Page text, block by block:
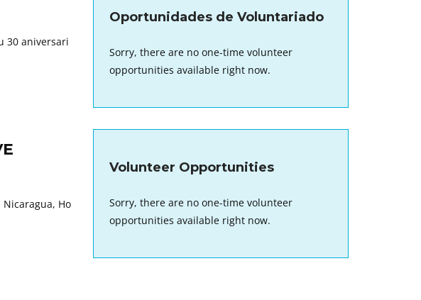
30 aniversari
Nicaragua, Ho
Oportunidades de Voluntariado
Sorry, there are no one-time volunteer
opportunities available right now.
Volunteer Opportunities
Sorry, there are no one-time volunteer
opportunities available right now.